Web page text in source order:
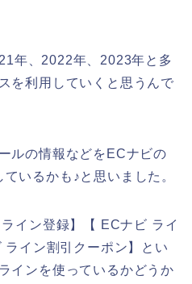
年、2022年、2023年と多
を利用していくと思うんで
ルの情報などをECナビの
いるかも♪と思いました。
イン登録】【 ECナビ ライ
イン割引クーポン】とい
インを使っているかどうか